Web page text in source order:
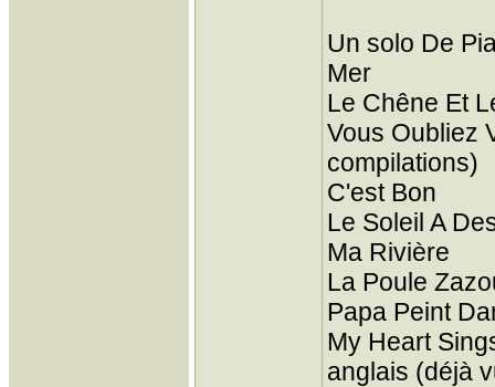
Un solo De
Mer
Le Chêne Et
Vous Oubliez
compilations)
C'est Bon
Le Soleil A
Ma Rivière
La Poule
Papa Peint
My Heart
anglais (déjà